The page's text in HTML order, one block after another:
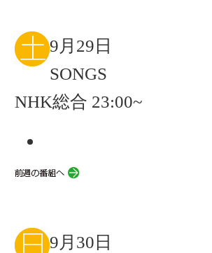
9月29日
SONGS
NHK総合 23:00~
9月30日